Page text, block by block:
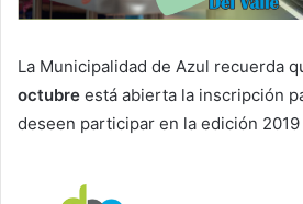
La Municipalidad de Azul recuerda
octubre está abierta la inscripción
deseen participar en la edición 2019